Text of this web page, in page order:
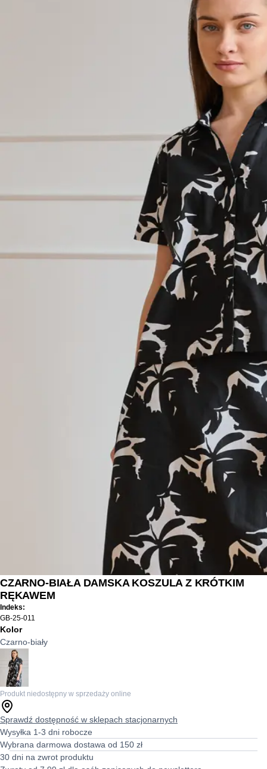
CZARNO-BIAŁA DAMSKA KOSZULA Z KRÓTKIM
RĘKAWEM
Indeks:
GB-25-011
Kolor
Czarno-biały
Produkt niedostępny w sprzedaży online
Sprawdź dostępność w sklepach stacjonarnych
Wysyłka 1-3 dni robocze
Wybrana darmowa dostawa od 150 zł
30 dni na zwrot produktu